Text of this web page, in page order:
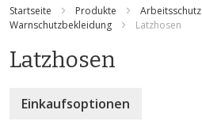
springen
Startseite Produkte Arbeitsschutz
Warnschutzbekleidung
Latzhosen
Latzhosen
Einkaufsoptionen